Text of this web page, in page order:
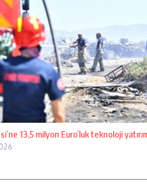
13,5 milyon Euro’luk teknoloji